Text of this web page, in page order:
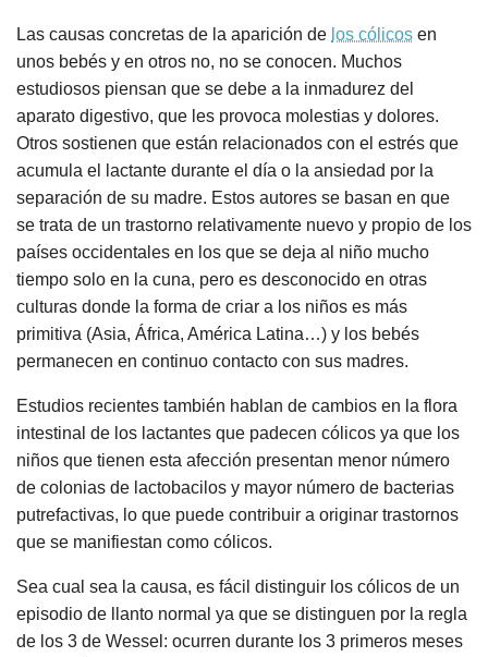
Las causas concretas de la aparición de los cólicos en
unos bebés y en otros no, no se conocen. Muchos
estudiosos piensan que se debe a la inmadurez del
aparato digestivo, que les provoca molestias y dolores.
Otros sostienen que están relacionados con el estrés que
acumula el lactante durante el día o la ansiedad por la
separación de su madre. Estos autores se basan en que
se trata de un trastorno relativamente nuevo y propio de los
países occidentales en los que se deja al niño mucho
tiempo solo en la cuna, pero es desconocido en otras
culturas donde la forma de criar a los niños es más
primitiva (Asia, África, América Latina…) y los bebés
permanecen en continuo contacto con sus madres.
Estudios recientes también hablan de cambios en la flora
intestinal de los lactantes que padecen cólicos ya que los
niños que tienen esta afección presentan menor número
de colonias de lactobacilos y mayor número de bacterias
putrefactivas, lo que puede contribuir a originar trastornos
que se manifiestan como cólicos.
Sea cual sea la causa, es fácil distinguir los cólicos de un
episodio de llanto normal ya que se distinguen por la regla
de los 3 de Wessel: ocurren durante los 3 primeros meses